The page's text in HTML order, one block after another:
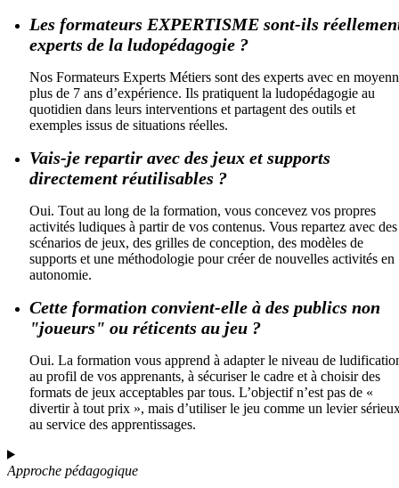
Les formateurs EXPERTISME sont-ils
experts de la ludopédagogie ?
Nos Formateurs Experts Métiers sont des experts avec en
plus de 7 ans d’expérience. Ils pratiquent la ludopédagogie au
quotidien dans leurs interventions et partagent des outils et
exemples issus de situations réelles.
Vais-je repartir avec des jeux et supports
directement réutilisables ?
Oui. Tout au long de la formation, vous concevez vos propres
activités ludiques à partir de vos contenus. Vous repartez avec des
scénarios de jeux, des grilles de conception, des modèles de
supports et une méthodologie pour créer de nouvelles activités en
autonomie.
Cette formation convient-elle à des publics non
"joueurs" ou réticents au jeu ?
Oui. La formation vous apprend à adapter le niveau de
au profil de vos apprenants, à sécuriser le cadre et à choisir des
formats de jeux acceptables par tous. L’objectif n’est pas de «
divertir à tout prix », mais d’utiliser le jeu comme un levier
au service des apprentissages.
Approche pédagogique